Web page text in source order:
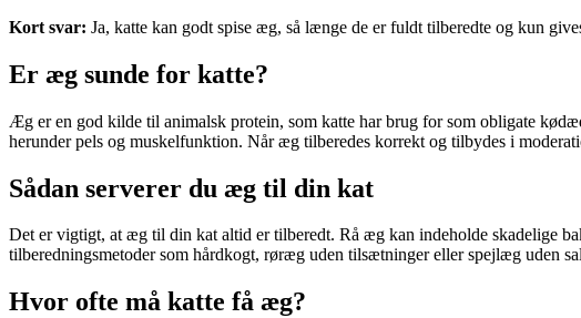
Kort svar: Ja, katte kan godt spise æg, så længe de er fuldt tilberedte og kun
Er æg sunde for katte?
Æg er en god kilde til animalsk protein, som katte har brug for som obligate
herunder pels og muskelfunktion. Når æg tilberedes korrekt og tilbydes i
Sådan serverer du æg til din kat
Det er vigtigt, at æg til din kat altid er tilberedt. Rå æg kan indeholde skadelige
tilberedningsmetoder som hårdkogt, røræg uden tilsætninger eller spejlæg uden
Hvor ofte må katte få æg?